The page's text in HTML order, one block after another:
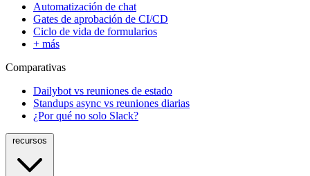
Automatización de chat
Gates de aprobación de CI/CD
Ciclo de vida de formularios
+ más
Comparativas
Dailybot vs reuniones de estado
Standups async vs reuniones diarias
¿Por qué no solo Slack?